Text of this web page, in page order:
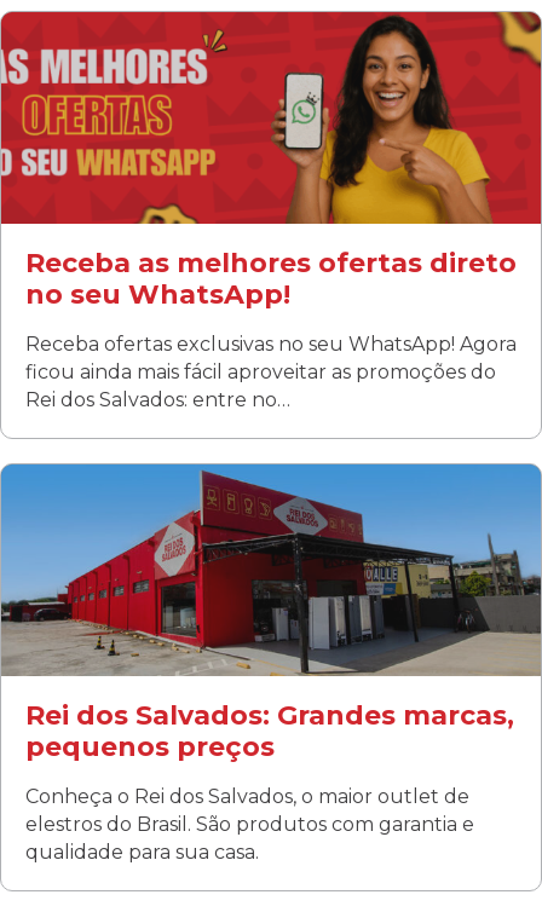
Fanny
Rua Albino Beatriz, 100 - Fanny, Curitiba –PR
Segunda a sábado: 09h00 às 19h00
Domingo: FECHADA
ÚLTIMOS DIAS DE LIQUIDAÇÃO!
(41) 3411-1754
(41) 99249-4620
Receba as melhores ofertas direto
no seu WhatsApp!
Receba ofertas exclusivas no seu WhatsApp! Agora
ficou ainda mais fácil aproveitar as promoções do
Rei dos Salvados: entre no…
Rei dos Salvados: Grandes marcas,
pequenos preços
Conheça o Rei dos Salvados, o maior outlet de
elestros do Brasil. São produtos com garantia e
qualidade para sua casa.